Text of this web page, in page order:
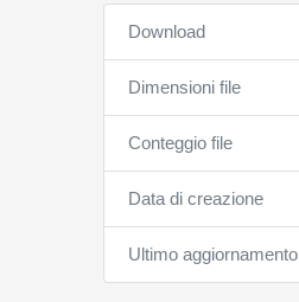
Download
Dimensioni file
Conteggio file
Data di creazione
Ultimo aggiornamento